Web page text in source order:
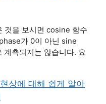
것을 보시면 cosine 함수
가 0이 아닌 sine
측되지는 않습니다. 요
상에 대해 쉽게 알아